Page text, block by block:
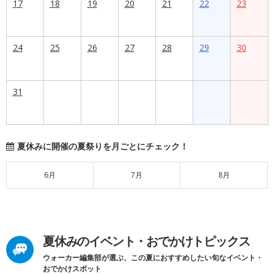
17
18 19 20 21 22 23
24 25 26 27 28 29 30
31
夏休みに開催の夏祭りを月ごとにチェック！
6月 7月 8月
夏休みのイベント・おでかけトピックス
ウォーカー編集部が選ぶ、この夏におすすめしたい旬なイベント・
おでかけスポット